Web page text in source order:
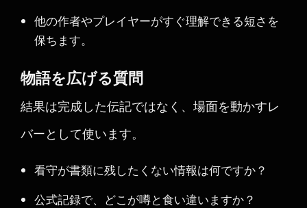
他の作者やプレイヤーがすぐ理解できる短さを
保ちます。
物語を広げる質問
結果は完成した伝記ではなく、場面を動かすレ
バーとして使います。
看守が書類に残したくない情報は何ですか？
公式記録で、どこが噂と食い違いますか？